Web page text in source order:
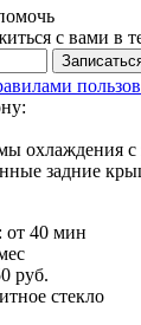
с вами в
охлаждения с
задние
от 40 мин
руб.
стекло